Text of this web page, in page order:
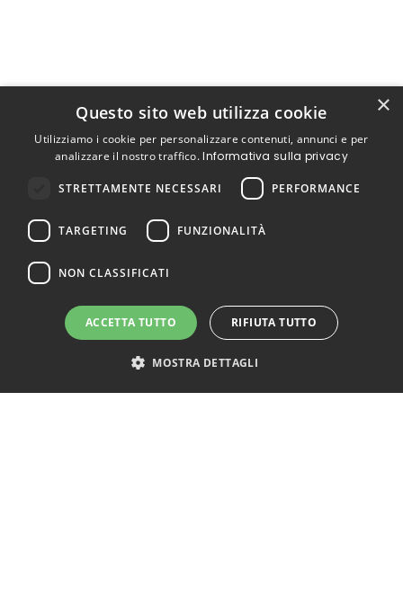
×
Questo sito web utilizza cookie
Utilizziamo i cookie per personalizzare contenuti, annunci e per
analizzare il nostro traffico.Informativa sulla privacy
STRETTAMENTE NECESSARI PERFORMANCE
TARGETING FUNZIONALITÀ
NON CLASSIFICATI
ACCETTA TUTTO RIFIUTA TUTTO
MOSTRA DETTAGLI